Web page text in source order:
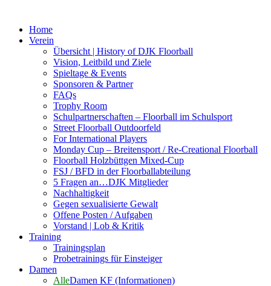
Home
Verein
Übersicht | History of DJK Floorball
Vision, Leitbild und Ziele
Spieltage & Events
Sponsoren & Partner
FAQs
Trophy Room
Schulpartnerschaften – Floorball im Schulsport
Street Floorball Outdoorfeld
For International Players
Monday Cup – Breitensport / Re-Creational Floorball
Floorball Holzbüttgen Mixed-Cup
FSJ / BFD in der Floorballabteilung
5 Fragen an…DJK Mitglieder
Nachhaltigkeit
Gegen sexualisierte Gewalt
Offene Posten / Aufgaben
Vorstand | Lob & Kritik
Training
Trainingsplan
Probetrainings für Einsteiger
Damen
AlleDamen KF (Informationen)